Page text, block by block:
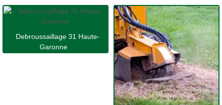
Debroussaillage 31 Haute-
Garonne